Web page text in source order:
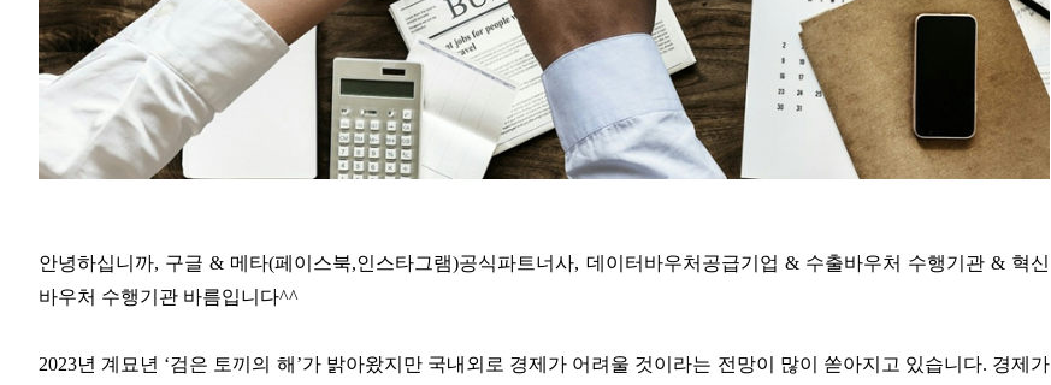
안녕하십니까, 구글 & 메타(페이스북,인스타그램)공식파트너사, 데이터바우처공급기업 & 수출바우처 수행기관 & 혁신
바우처 수행기관 바름입니다^^
2023년 계묘년 ‘검은 토끼의 해’가 밝아왔지만 국내외로 경제가 어려울 것이라는 전망이 많이 쏟아지고 있습니다. 경제가